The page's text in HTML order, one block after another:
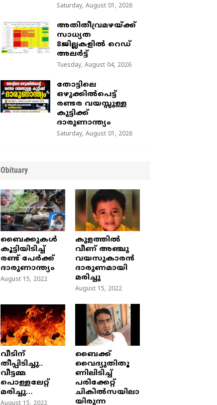
Saturday, August 01, 2026
അതിതീവ്രമഴയ്ക്ക്
സാധ്യത
8ജില്ലകളിൽ റെഡ്
അലർട്ട്
Tuesday, August 04, 2026
തോട്ടിലെ
ഒഴുക്കിൽപെട്ട്
രണ്ടര വയസ്സുള്ള
കുട്ടിക്ക്
ദാരുണാന്ത്യം
Saturday, August 01, 2026
Obituary
ബൈക്കുകൾ
കൂട്ടിയിടിച്ച്
രണ്ട് പേർക്ക്
ദാരുണാന്ത്യം
August 15, 2022
കുളത്തില്‍
വീണ് അഞ്ചു
വയസുകാരന്‍
ദാരുണമായി
മരിച്ചു
August 15, 2022
വീടിന്
തീപ്പിടിച്ചു..
വീട്ടമ്മ
പൊള്ളലേറ്റ്
മരിച്ചു…
ബൈക്ക്
വൈദ്യുതിതൂ
ണിലിടിച്ച്‌
പരിക്കേറ്റ്
ചികില്‍സയിലാ
യിരുന്ന